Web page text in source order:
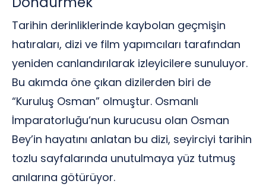
Tarihin derinliklerinde kaybolan geçmişin
hatıraları, dizi ve film yapımcıları tarafından
yeniden canlandırılarak izleyicilere sunuluyor.
Bu akımda öne çıkan dizilerden biri de
“Kuruluş Osman” olmuştur. Osmanlı
İmparatorluğu’nun kurucusu olan Osman
Bey’in hayatını anlatan bu dizi, seyirciyi tarihin
tozlu sayfalarında unutulmaya yüz tutmuş
anılarına götürüyor.